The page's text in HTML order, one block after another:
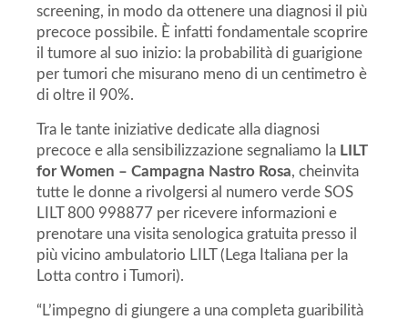
screening, in modo da ottenere una diagnosi il più
precoce possibile. È infatti fondamentale scoprire
il tumore al suo inizio: la probabilità di guarigione
per tumori che misurano meno di un centimetro è
di oltre il 90%.
Tra le tante iniziative dedicate alla diagnosi
precoce e alla sensibilizzazione segnaliamo la LILT
for Women – Campagna Nastro Rosa, cheinvita
tutte le donne a rivolgersi al numero verde SOS
LILT 800 998877 per ricevere informazioni e
prenotare una visita senologica gratuita presso il
più vicino ambulatorio LILT (Lega Italiana per la
Lotta contro i Tumori).
“L’impegno di giungere a una completa guaribilità